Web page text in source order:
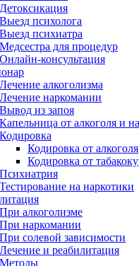
Детоксикация
Выезд психолога
Выезд психиатра
Медсестра для процедур
Онлайн-консультация
Лечение алкоголизма
Лечение наркомании
Вывод из запоя
Капельница от алкоголя и
Кодировка
Кодировка от алкоголя
Кодировка от
Психиатрия
Тестирование на наркотики
При алкоголизме
При наркомании
При солевой зависимости
Лечение и реабилитация
Методы